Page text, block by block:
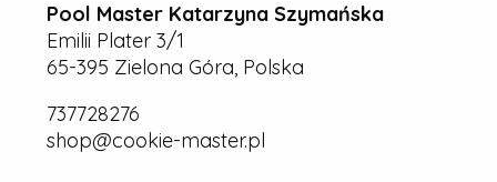
Pool Master Katarzyna Szymańska
Emilii Plater 3/1
65-395 Zielona Góra, Polska
737728276
shop@cookie-master.pl